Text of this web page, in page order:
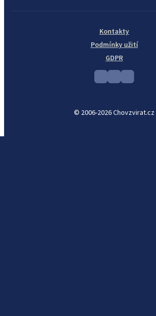
© 2006-2026 Chovzvirat.cz
Kontakty
Podmínky užití
GDPR